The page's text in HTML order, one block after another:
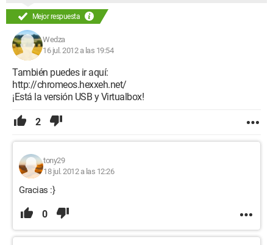
Mejor respuesta
Wedza
16 jul. 2012 a las 19:54
También puedes ir aquí:
http://chromeos.hexxeh.net/
¡Está la versión USB y Virtualbox!
2
tony29
18 jul. 2012 a las 12:26
Gracias :}
0